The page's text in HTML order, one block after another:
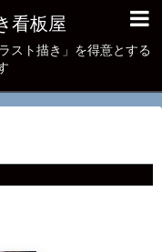
看板屋
スト描き」を得意とする